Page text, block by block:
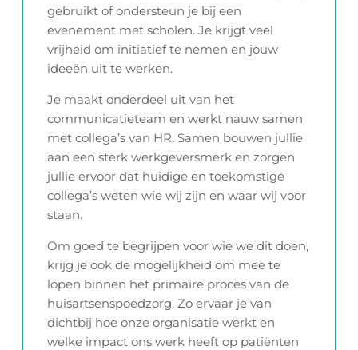
gebruikt of ondersteun je bij een
evenement met scholen. Je krijgt veel
vrijheid om initiatief te nemen en jouw
ideeën uit te werken.
Je maakt onderdeel uit van het
communicatieteam en werkt nauw samen
met collega’s van HR. Samen bouwen jullie
aan een sterk werkgeversmerk en zorgen
jullie ervoor dat huidige en toekomstige
collega’s weten wie wij zijn en waar wij voor
staan.
Om goed te begrijpen voor wie we dit doen,
krijg je ook de mogelijkheid om mee te
lopen binnen het primaire proces van de
huisartsenspoedzorg. Zo ervaar je van
dichtbij hoe onze organisatie werkt en
welke impact ons werk heeft op patiënten